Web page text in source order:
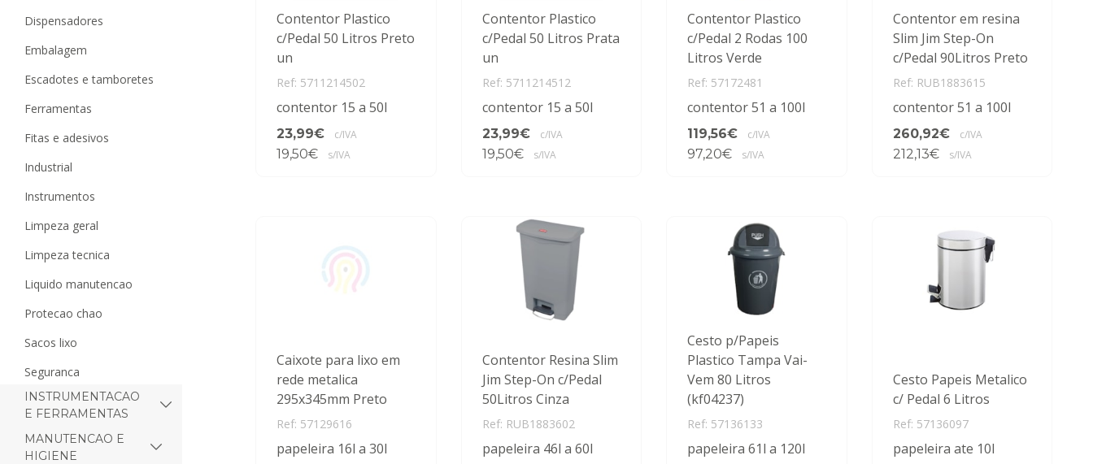
dispensadores
embalagem
escadotes e tamboretes
ferramentas
fitas e adesivos
industrial
instrumentos
limpeza geral
limpeza tecnica
liquido manutencao
protecao chao
sacos lixo
seguranca
INSTRUMENTACAO
E FERRAMENTAS
MANUTENCAO E
HIGIENE
Contentor Plastico
c/Pedal 50 Litros Preto
un
Ref: 5711214502
contentor 15 a 50l
23,99€ c/IVA
19,50€ s/IVA
Contentor Plastico
c/Pedal 50 Litros Prata
un
Ref: 5711214512
contentor 15 a 50l
23,99€ c/IVA
19,50€ s/IVA
Contentor Plastico
c/Pedal 2 Rodas 100
Litros Verde
Ref: 57172481
contentor 51 a 100l
119,56€ c/IVA
97,20€ s/IVA
Contentor em resina
Slim Jim Step-On
c/Pedal 90Litros Preto
Ref: RUB1883615
contentor 51 a 100l
260,92€ c/IVA
212,13€ s/IVA
Caixote para lixo em
rede metalica
295x345mm Preto
Ref: 57129616
papeleira 16l a 30l
Contentor Resina Slim
Jim Step-On c/Pedal
50Litros Cinza
Ref: RUB1883602
papeleira 46l a 60l
Cesto p/Papeis
Plastico Tampa Vai-
Vem 80 Litros
(kf04237)
Ref: 57136133
papeleira 61l a 120l
Cesto Papeis Metalico
c/ Pedal 6 Litros
Ref: 57136097
papeleira ate 10l